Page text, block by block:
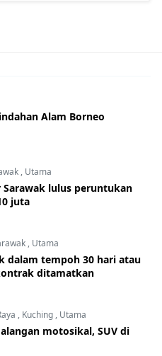
Alam Borneo
, Utama
Sarawak lulus peruntukan
juta
, Utama
dalam tempoh 30 hari atau
ditamatkan
, Kuching , Utama
motosikal, SUV di